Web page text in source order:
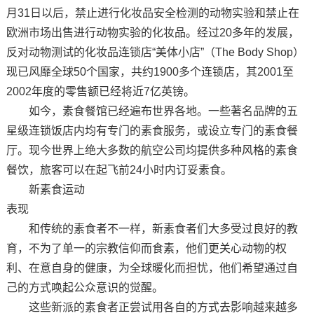
月31日以后，禁止进行化妆品安全检测的动物实验和禁止在
欧洲市场出售进行动物实验的化妆品。经过20多年的发展，
反对动物测试的化妆品连锁店“美体小店”（The Body Shop）
现已风靡全球50个国家，共约1900多个连锁店，其2001至
2002年度的零售额已经将近7亿英镑。
如今，素食餐馆已经遍布世界各地。一些著名品牌的五
星级连锁饭店内均有专门的素食服务，或设立专门的素食餐
厅。现今世界上绝大多数的航空公司均提供多种风格的素食
餐饮，旅客可以在起飞前24小时内订妥素食。
新素食运动
表现
和传统的素食者不一样，新素食者们大多受过良好的教
育，不为了单一的宗教信仰而食素，他们更关心动物的权
利、在意自身的健康，为全球暖化而担忧，他们希望通过自
己的方式唤起公众意识的觉醒。
这些新派的素食者正尝试用各自的方式去影响越来越多